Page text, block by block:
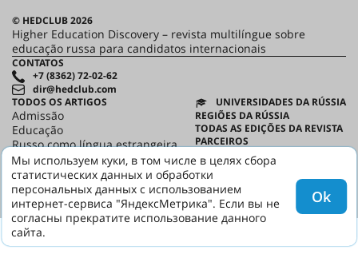
© HEDCLUB 2026
Higher Education Discovery – revista multilíngue sobre
educação russa para candidatos internacionais
CONTATOS
+7 (8362) 72-02-62
dir@hedclub.com
TODOS OS ARTIGOS
Admissão
Educação
Russo como língua estrangeira
Casa Russa
UNIVERSIDADES DA RÚSSIA
REGIÕES DA RÚSSIA
TODAS AS EDIÇÕES DA REVISTA
PARCEIROS
CONTRATO DO USUÁRIO
CONFIDENCIALIDADE
HED
Мы используем куки, в том числе в целях сбора
статистических данных и обработки
персональных данных с использованием
интернет-сервиса "ЯндексМетрика". Если вы не
согласны прекратите использование данного
сайта.
Ok